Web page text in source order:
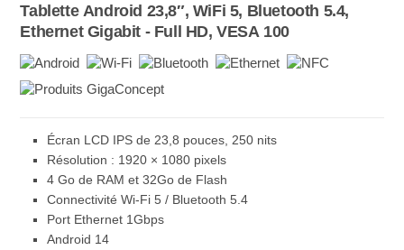
Tablette Android 23,8″, WiFi 5, Bluetooth 5.4,
Ethernet Gigabit - Full HD, VESA 100
Écran LCD IPS de 23,8 pouces, 250 nits
Résolution : 1920 × 1080 pixels
4 Go de RAM et 32Go de Flash
Connectivité Wi-Fi 5 / Bluetooth 5.4
Port Ethernet 1Gbps
Android 14